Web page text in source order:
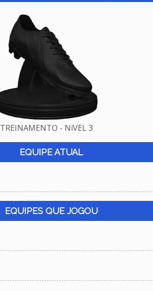
TREINAMENTO - NíVEL 3
EQUIPE ATUAL
EQUIPES QUE JOGOU